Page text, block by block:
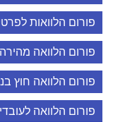
פורום הלוואות
פורום הלוואה מהירה
פורום הלוואה חוץ
פורום הלוואה